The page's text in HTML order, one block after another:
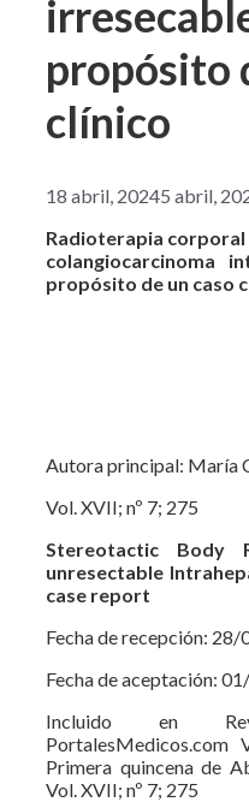
propósito
clínico
18 abril, 20245 abril,
Radioterapia corporal
colangiocarcinoma
propósito de un caso
Autora principal: María
Vol. XVII; nº 7; 275
Stereotactic Body
unresectable
case report
Fecha de recepción:
Fecha de aceptación:
Incluido en
Primera quincena de
Vol. XVII; nº 7; 275